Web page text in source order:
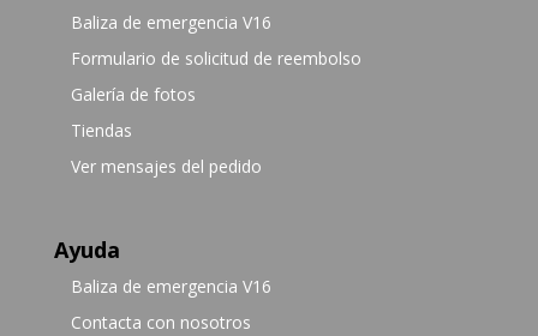
Baliza de emergencia V16
Formulario de solicitud de reembolso
Galería de fotos
Tiendas
Ver mensajes del pedido
Ayuda
Baliza de emergencia V16
Contacta con nosotros